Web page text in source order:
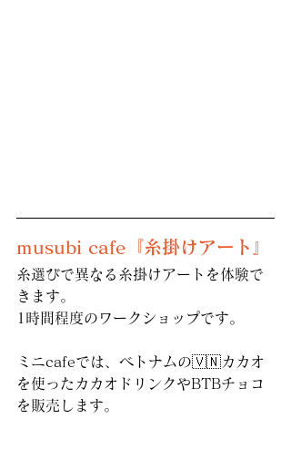
musubi cafe『糸掛けアート』
糸選びで異なる糸掛けアートを体験で
きます。
1時間程度のワークショップです。
ミニcafeでは、ベトナムの🇻🇳カカオ
を使ったカカオドリンクやBTBチョコ
を販売します。